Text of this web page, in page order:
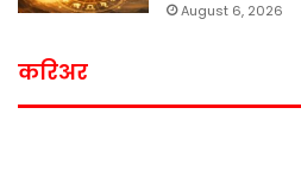
August 6, 2026
करिअर